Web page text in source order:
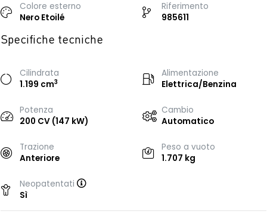
Colore esterno
Nero Etoilé
Riferimento
985611
Specifiche tecniche
Cilindrata
1.199 cm3
Alimentazione
Elettrica/Benzina
Potenza
200 CV (147 kW)
Cambio
Automatico
Trazione
Anteriore
Peso a vuoto
1.707 kg
Neopatentati
Sì